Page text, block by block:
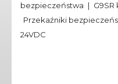
bezpieczeństwa
Przekaźniki
24VDC